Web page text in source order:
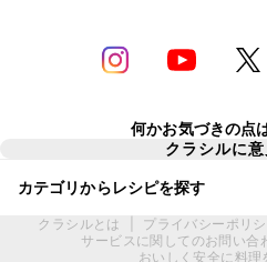
何かお気づきの点
クラシルに
カテゴリからレシピを探す
クラシルとは プライバシーポリ
サービスに関してのお問い合
おいしく安全に料理